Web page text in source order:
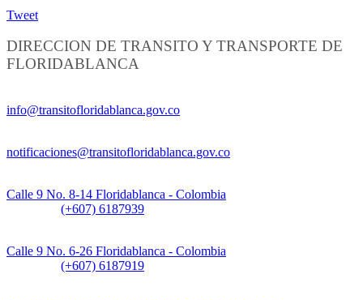
Tweet
DIRECCION DE TRANSITO Y TRANSPORTE DE
FLORIDABLANCA
info@transitofloridablanca.gov.co
notificaciones@transitofloridablanca.gov.co
Calle 9 No. 8-14 Floridablanca - Colombia
(+607) 6187939
Calle 9 No. 6-26 Floridablanca - Colombia
(+607) 6187919